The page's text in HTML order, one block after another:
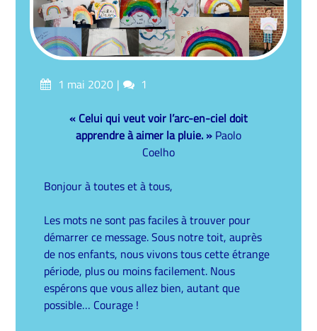
Posted1 mai 2020 Comments
1
« Celui qui veut voir l’arc-en-ciel doit
apprendre à aimer la pluie. » Paolo
Coelho
Bonjour à toutes et à tous,
Les mots ne sont pas faciles à trouver pour
démarrer ce message.Sous notre toit, auprès
de nos enfants, nous vivons tous cette étrange
période, plus ou moins facilement. Nous
espérons que vous allez bien, autant que
possible… Courage !